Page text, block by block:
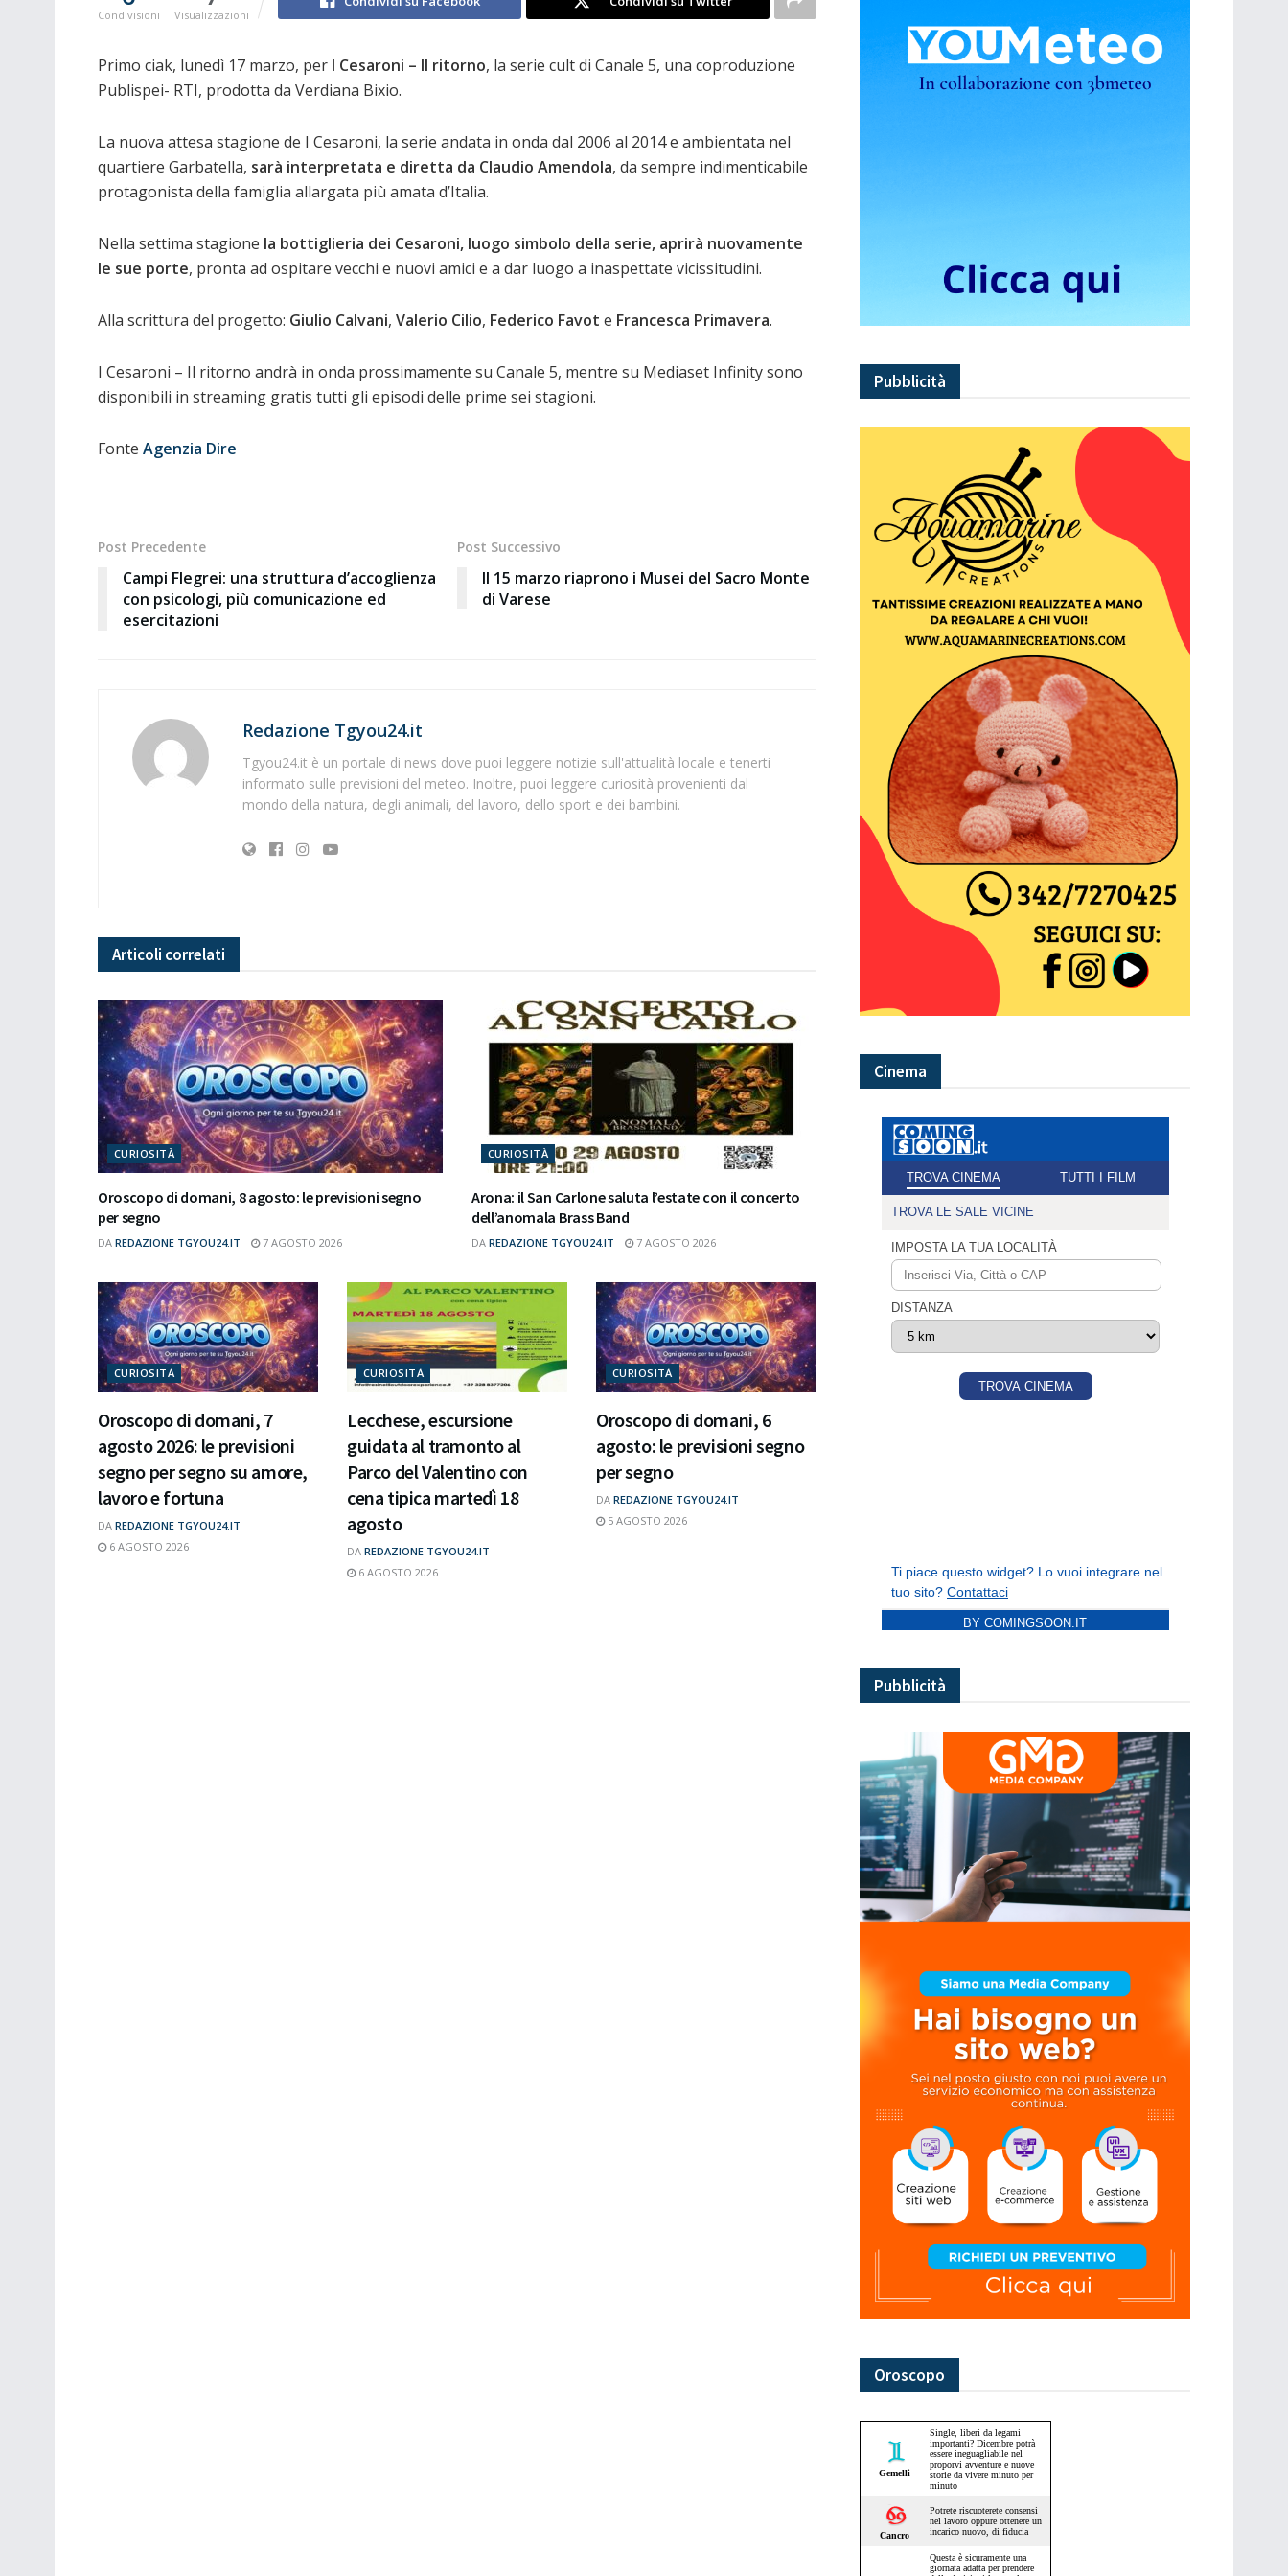
Condivisioni Visualizzazioni
Primo ciak, lunedì 17 marzo, per I Cesaroni – Il ritorno, la serie cult di Canale 5, una coproduzione
Publispei- RTI, prodotta da Verdiana Bixio.
La nuova attesa stagione de I Cesaroni, la serie andata in onda dal 2006 al 2014 e ambientata nel
quartiere Garbatella, sarà interpretata e diretta da Claudio Amendola, da sempre indimenticabile
protagonista della famiglia allargata più amata d’Italia.
Nella settima stagione la bottiglieria dei Cesaroni, luogo simbolo della serie, aprirà nuovamente
le sue porte, pronta ad ospitare vecchi e nuovi amici e a dar luogo a inaspettate vicissitudini.
Alla scrittura del progetto: Giulio Calvani, Valerio Cilio, Federico Favot e Francesca Primavera.
I Cesaroni – Il ritorno andrà in onda prossimamente su Canale 5, mentre su Mediaset Infinity sono
disponibili in streaming gratis tutti gli episodi delle prime sei stagioni.
Fonte Agenzia Dire
Post Precedente
Campi Flegrei: una struttura d’accoglienza
con psicologi, più comunicazione ed
esercitazioni
Post Successivo
Il 15 marzo riaprono i Musei del Sacro Monte
di Varese
Redazione Tgyou24.it
Tgyou24.it è un portale di news dove puoi leggere notizie sull'attualità locale e tenerti
informato sulle previsioni del meteo. Inoltre, puoi leggere curiosità provenienti dal
mondo della natura, degli animali, del lavoro, dello sport e dei bambini.
Articoli correlati
CURIOSITÀ
Oroscopo di domani, 8 agosto: le previsioni segno
per segno
DA REDAZIONE TGYOU24.IT 7 AGOSTO 2026
CURIOSITÀ
Arona: il San Carlone saluta l’estate con il concerto
dell’anomala Brass Band
DA REDAZIONE TGYOU24.IT 7 AGOSTO 2026
CURIOSITÀ
Oroscopo di domani, 7
agosto 2026: le previsioni
segno per segno su amore,
lavoro e fortuna
DA REDAZIONE TGYOU24.IT
6 AGOSTO 2026
CURIOSITÀ
Lecchese, escursione
guidata al tramonto al
Parco del Valentino con
cena tipica martedì 18
agosto
DA REDAZIONE TGYOU24.IT
6 AGOSTO 2026
CURIOSITÀ
Oroscopo di domani, 6
agosto: le previsioni segno
per segno
DA REDAZIONE TGYOU24.IT
5 AGOSTO 2026
Pubblicità
Cinema
BY COMINGSOON.IT
Pubblicità
Oroscopo